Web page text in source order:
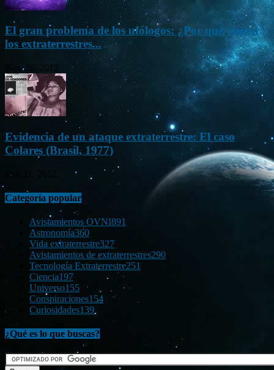
El gran problema de los ufólogos: ¿Por qué vienen
los extraterrestres...
Nov 26, 2012
Evidencia de un ataque extraterrestre: El caso
Colares (Brasil, 1977)
Ene 21, 2012
Categoría popular
Avistamientos OVNI891
Astronomía360
Vida extraterrestre327
Avistamientos de extraterrestres290
Tecnología Extraterrestre251
Ciencia197
Universo155
Conspiraciones154
Curiosidades139
¿Qué es lo que buscas?